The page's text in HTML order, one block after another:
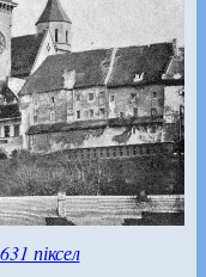
піксел